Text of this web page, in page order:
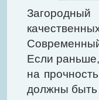
Если
на
должны